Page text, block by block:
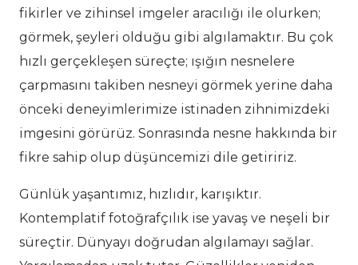
fikirler ve zihinsel imgeler aracılığı ile olurken;
görmek, şeyleri olduğu gibi algılamaktır. Bu çok
hızlı gerçekleşen süreçte; ışığın nesnelere
çarpmasını takiben nesneyi görmek yerine daha
önceki deneyimlerimize istinaden zihnimizdeki
imgesini görürüz. Sonrasında nesne hakkında bir
fikre sahip olup düşüncemizi dile getiririz.
Günlük yaşantımız, hızlıdır, karışıktır.
Kontemplatif fotoğrafçılık ise yavaş ve neşeli bir
süreçtir. Dünyayı doğrudan algılamayı sağlar.